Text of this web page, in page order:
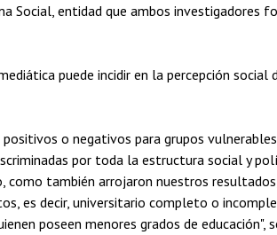
Social, entidad que ambos investigadores
puede incidir en la percepción social
o negativos para grupos
por toda la estructura social y
como también arrojaron nuestros
es decir, universitario completo o
poseen menores grados de educación",